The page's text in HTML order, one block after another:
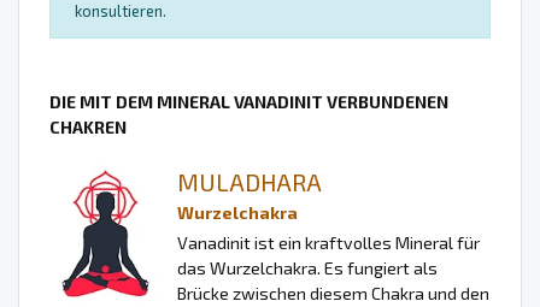
konsultieren.
DIE MIT DEM MINERAL VANADINIT VERBUNDENEN
CHAKREN
MULADHARA
Wurzelchakra
Vanadinit ist ein kraftvolles Mineral für
das Wurzelchakra. Es fungiert als
Brücke zwischen diesem Chakra und den